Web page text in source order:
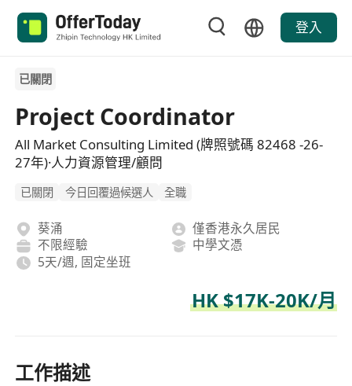
登入
已關閉
Project Coordinator
All Market Consulting Limited (牌照號碼 82468 -26-
27年)·人力資源管理/顧問
已關閉 今日回覆過候選人 全職
葵涌
僅香港永久居民
不限經驗
中學文憑
5天/週, 固定坐班
HK $17K-20K/月
工作描述